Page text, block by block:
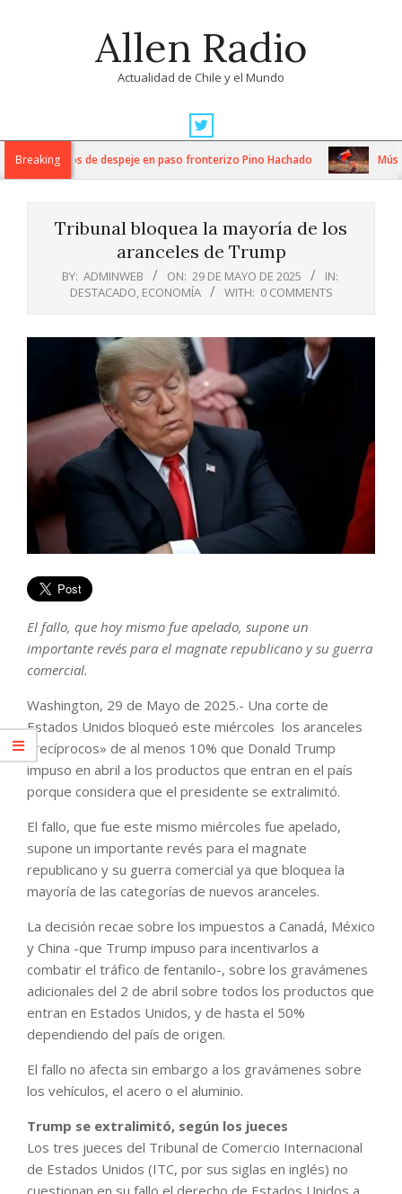
Allen Radio
Actualidad de Chile y el Mundo
Navigation
MenuBreaking
trabajos de despeje en paso fronterizo Pino Hachado Música:
Tribunal bloquea la mayoría de los
aranceles de Trump
BY: ADMINWEB ON: 29 DE MAYO DE 2025
IN:
DESTACADO, ECONOMÍA WITH: 0 COMMENTS
El fallo, que hoy mismo fue apelado, supone un
importante revés para el magnate republicano y su guerra
comercial.
Washington, 29 de Mayo de 2025.- Una corte de
Estados Unidos bloqueó este miércoles los aranceles
«recíprocos» de al menos 10% que Donald Trump
impuso en abril a los productos que entran en el país
porque considera que el presidente se extralimitó.
El fallo, que fue este mismo miércoles fue apelado,
supone un importante revés para el magnate
republicano y su guerra comercial ya que bloquea la
mayoría de las categorías de nuevos aranceles.
La decisión recae sobre los impuestos a Canadá, México
y China -que Trump impuso para incentivarlos a
combatir el tráfico de fentanilo-, sobre los gravámenes
adicionales del 2 de abril sobre todos los productos que
entran en Estados Unidos, y de hasta el 50%
dependiendo del país de origen.
El fallo no afecta sin embargo a los gravámenes sobre
los vehículos, el acero o el aluminio.
Trump se extralimitó, según los jueces
Los tres jueces del Tribunal de Comercio Internacional
de Estados Unidos (ITC, por sus siglas en inglés) no